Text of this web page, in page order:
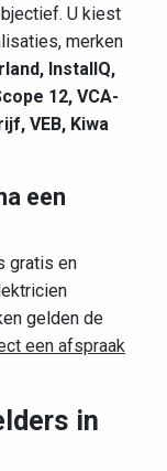
U kiest
merken
InstallQ,
12, VCA-
VEB, Kiwa
een
gratis en
gelden de
een afspraak
in